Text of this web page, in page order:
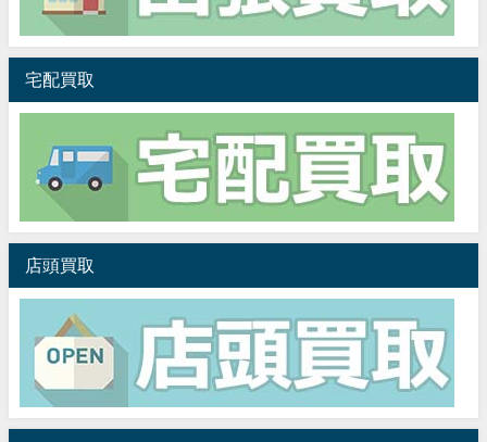
宅配買取
店頭買取